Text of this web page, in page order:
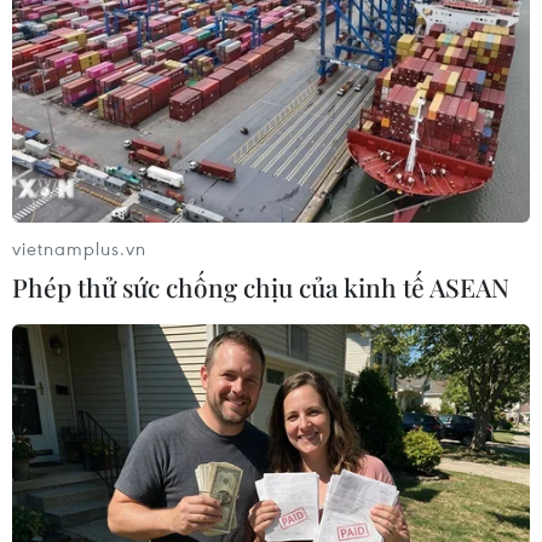
Sâu ban miêu.
Theo Tiến sỹ, bác sỹ Nguyễn Trung Nguyên -
Giám đốc Trung tâm Chống độc-Bệnh viện Bạch
Mai, sâu ban miêu chứa chất độc Cartharidin -
một chất rất độc, hủy hoại và gây chết protein.
Chất này đi đến đâu sẽ gây tổn thương protein
đến đó.
vietnamplus.vn
Phép thử sức chống chịu của kinh tế ASEAN